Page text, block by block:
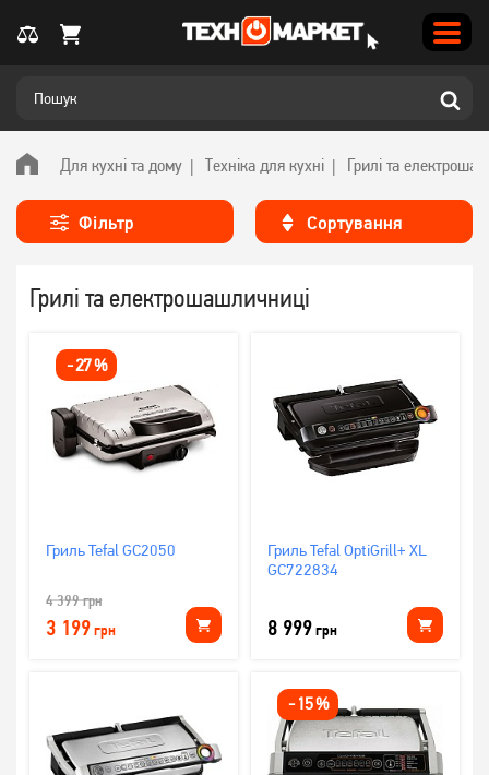
Для кухні та дому Техніка для кухні Грилі та
Фільтр
Грилі та електрошашличниці
Сортування
-27%
Гриль Tefal GC2050
4 399грн
3 199грн
Гриль Tefal OptiGrill+ XL
GC722834
8 999грн
- 15%